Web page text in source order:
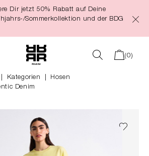
Dir jetzt 50% Rabatt auf Deine
Sommerkollektion und der BDG
(0)
Kategorien
Hosen
Denim